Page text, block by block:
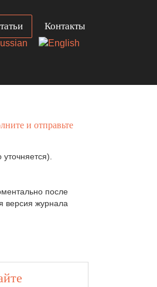
Контакты
и отправьте
после
версия журнала